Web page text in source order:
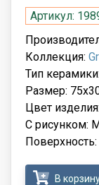
Артикул:
Коллекция:
Тип
Размер:
Цвет
С рисунком:
В